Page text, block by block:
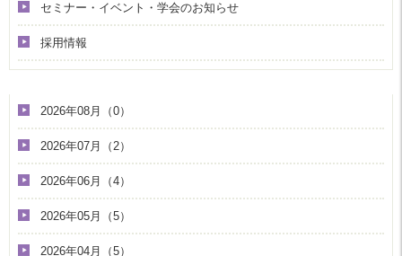
セミナー・イベント・学会のお知らせ
採用情報
2026年08月（0）
2026年07月（2）
2026年06月（4）
2026年05月（5）
2026年04月（5）